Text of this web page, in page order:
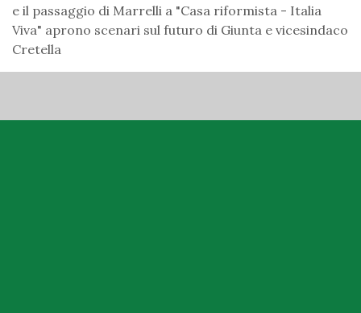
e il passaggio di Marrelli a "Casa riformista - Italia
Viva" aprono scenari sul futuro di Giunta e vicesindaco
Cretella